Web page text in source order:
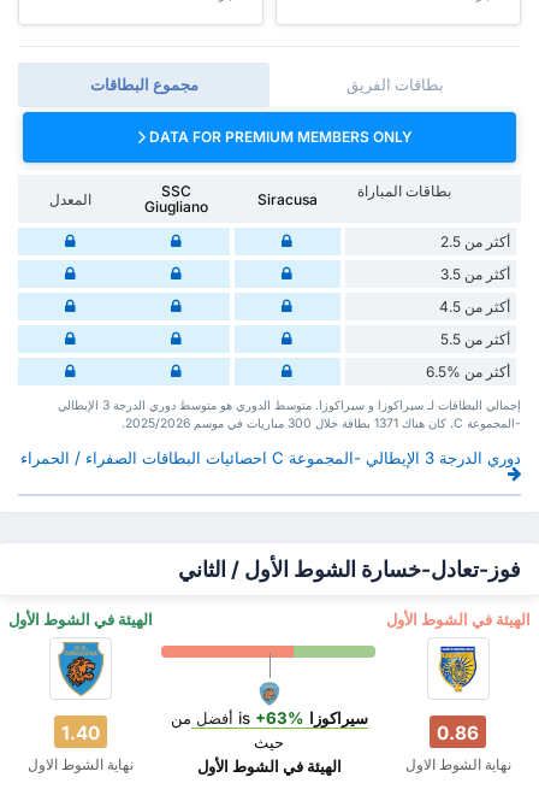
مجموع البطاقات بطاقات الفريق
DATA FOR PREMIUM MEMBERS ONLY
بطاقات المباراة Siracusa
SSC
Giugliano
المعدل
أكثر من 2.5
أكثر من 3.5
أكثر من 4.5
أكثر من 5.5
أكثر من %6.5
إجمالي البطاقات لـ سيراكوزا و سيراكوزا. متوسط الدوري هو متوسط دوري الدرجة 3 الإيطالي
-المجموعة C. كان هناك 1371 بطاقة ‏خلال 300 مباريات في موسم 2025/2026.
دوري الدرجة 3 الإيطالي -المجموعة C احصائيات البطاقات الصفراء / الحمراء
فوز-تعادل-خسارة الشوط الأول / الثاني
‏الهيئة في الشوط الأول ‏الهيئة في الشوط الأول
1.40
نهاية الشوط الاول
سيراكوزا +63% أفضل من
حيث
‏الهيئة في الشوط الأول
0.86
نهاية الشوط الاول